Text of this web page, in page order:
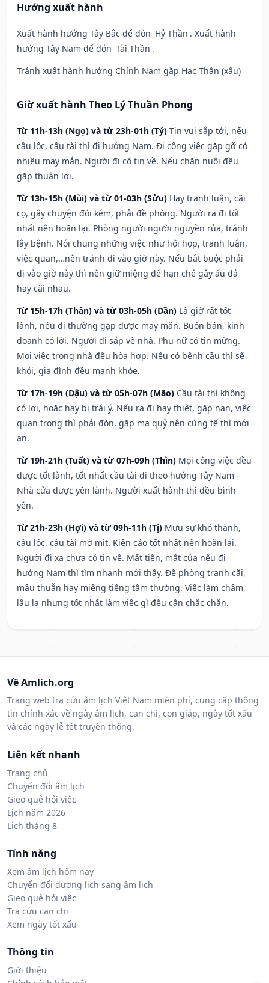
Hướng xuất hành
Xuất hành hướng Tây Bắc để đón 'Hỷ Thần'. Xuất hành
hướng Tây Nam để đón 'Tài Thần'.
Tránh xuất hành hướng Chính Nam gặp Hạc Thần (xấu)
Giờ xuất hành Theo Lý Thuần Phong
Từ 11h-13h (Ngọ) và từ 23h-01h (Tý) Tin vui sắp tới, nếu
cầu lộc, cầu tài thì đi hướng Nam. Đi công việc gặp gỡ có
nhiều may mắn. Người đi có tin về. Nếu chăn nuôi đều
gặp thuận lợi.
Từ 13h-15h (Mùi) và từ 01-03h (Sửu) Hay tranh luận, cãi
cọ, gây chuyện đói kém, phải đề phòng. Người ra đi tốt
nhất nên hoãn lại. Phòng người người nguyền rủa, tránh
lây bệnh. Nói chung những việc như hội họp, tranh luận,
việc quan,…nên tránh đi vào giờ này. Nếu bắt buộc phải
đi vào giờ này thì nên giữ miệng để hạn ché gây ẩu đả
hay cãi nhau.
Từ 15h-17h (Thân) và từ 03h-05h (Dần) Là giờ rất tốt
lành, nếu đi thường gặp được may mắn. Buôn bán, kinh
doanh có lời. Người đi sắp về nhà. Phụ nữ có tin mừng.
Mọi việc trong nhà đều hòa hợp. Nếu có bệnh cầu thì sẽ
khỏi, gia đình đều mạnh khỏe.
Từ 17h-19h (Dậu) và từ 05h-07h (Mão) Cầu tài thì không
có lợi, hoặc hay bị trái ý. Nếu ra đi hay thiệt, gặp nạn, việc
quan trọng thì phải đòn, gặp ma quỷ nên cúng tế thì mới
an.
Từ 19h-21h (Tuất) và từ 07h-09h (Thìn) Mọi công việc đều
được tốt lành, tốt nhất cầu tài đi theo hướng Tây Nam –
Nhà cửa được yên lành. Người xuất hành thì đều bình
yên.
Từ 21h-23h (Hợi) và từ 09h-11h (Tị) Mưu sự khó thành,
cầu lộc, cầu tài mờ mịt. Kiện cáo tốt nhất nên hoãn lại.
Người đi xa chưa có tin về. Mất tiền, mất của nếu đi
hướng Nam thì tìm nhanh mới thấy. Đề phòng tranh cãi,
mâu thuẫn hay miệng tiếng tầm thường. Việc làm chậm,
lâu la nhưng tốt nhất làm việc gì đều cần chắc chắn.
Về Amlich.org
Trang web tra cứu âm lịch Việt Nam miễn phí, cung cấp thông
tin chính xác về ngày âm lịch, can chi, con giáp, ngày tốt xấu
và các ngày lễ tết truyền thống.
Liên kết nhanh
Trang chủ
Chuyển đổi âm lịch
Gieo quẻ hỏi việc
Lịch năm 2026
Lịch tháng 8
Tính năng
Xem âm lịch hôm nay
Chuyển đổi dương lịch sang âm lịch
Gieo quẻ hỏi việc
Tra cứu can chi
Xem ngày tốt xấu
Thông tin
Giới thiệu